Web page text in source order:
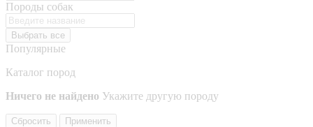
Породы собак
Выбрать все
Популярные
Каталог пород
Ничего не найдено Укажите другую породу
Сбросить Применить